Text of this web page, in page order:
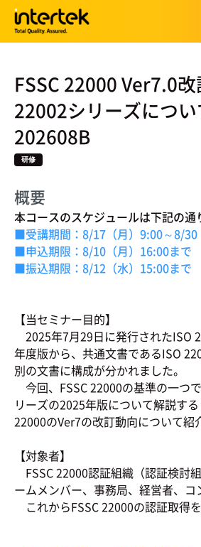
FSSC 22000 Ver7.0
22002シリーズにつ
202608B
研修
概要
本コースのスケジュールは下記の通
■受講期間：8/17（月）9:00～8/30
■申込期限：8/10（月）16:00まで
■振込期限：8/12（水）15:00まで
【当セミナー目的】
2025年7月29日に発行されたISO
年度版から、共通文書であるISO
別の文書に構成が分かれました。
今回、FSSC 22000の基準の一つ
リーズの2025年版について解説す
22000のVer7の改訂動向について紹
【対象者】
FSSC 22000認証組織（認証検討
ームメンバー、事務局、経営者、コ
これからFSSC 22000の認証取得